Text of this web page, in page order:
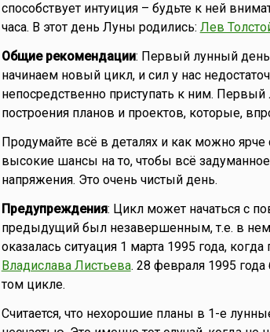
способствует интуиция – будьте к ней
часа. В этот день Луны родились: Лев
Общие рекомендации: Первый лунный
начинаем новый цикл, и сил у нас
непосредственно приступать к ним.
построения планов и проектов, которые,
Продумайте всё в деталях и как можно
высокие шансы на то, чтобы всё задуманное
напряжения. Это очень чистый день.
Предупреждения: Цикл может начаться с
предыдущий был незавершенным, т.е. в нем
оказалась ситуация 1 марта 1995 года,
Владислава Листьева. 28 февраля 1995
том цикле.
Считается, что нехорошие планы в 1-е